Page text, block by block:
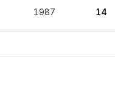
1987 14